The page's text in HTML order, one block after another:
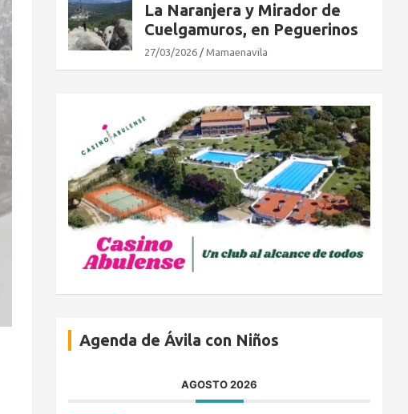
La Naranjera y Mirador de
Cuelgamuros, en Peguerinos
27/03/2026 Mamaenavila
Agenda de Ávila con Niños
AGOSTO 2026